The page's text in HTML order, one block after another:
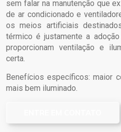
sem falar na manutenção que
de ar condicionado e
os meios artificiais
térmico é justamente a
proporcionam ventilação e
certa.
Benefícios específicos: maior
mais bem iluminado.